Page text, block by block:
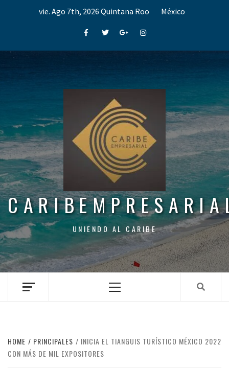
vie. Ago 7th, 2026 Quintana Roo México
FacebookTwitterGoogle+Instagram
UNIENDO AL CARIBE
Menu
HOME PRINCIPALES
INICIA EL TIANGUIS TURÍSTICO MÉXICO 2022
CON MÁS DE MIL EXPOSITORES